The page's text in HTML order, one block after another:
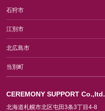
石狩市
江別市
北広島市
当別町
CEREMONY SUPPORT Co.,ltd.
北海道札幌市北区屯田3条3丁目4-8